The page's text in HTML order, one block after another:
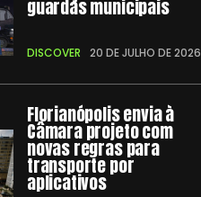
guardas municipais
DISCOVER 20 DE JULHO DE 2026
Florianópolis envia à
Câmara projeto com
novas regras para
transporte por
aplicativos